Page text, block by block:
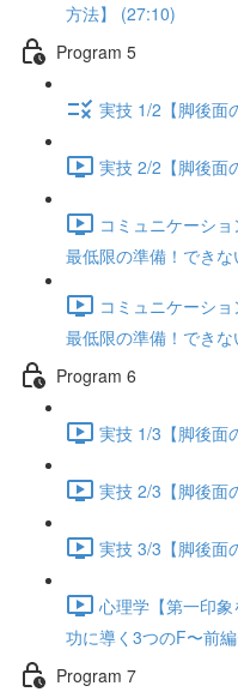
方法】 (27:10)
Program 5
実技 1/2【脚後面
実技 2/2【脚後面
コミュニケーシ
最低限の準備！でき
コミュニケーシ
最低限の準備！でき
Program 6
実技 1/3【脚後面
実技 2/3【脚後面
実技 3/3【脚後面
心理学【第一印
功に導く3つのF〜前
Program 7